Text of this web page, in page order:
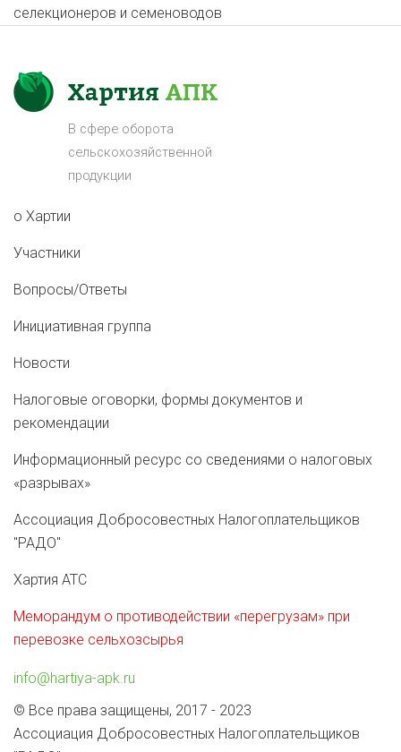
селекционеров и семеноводов
В сфере оборота
сельскохозяйственной
продукции
о Хартии
Участники
Вопросы/Ответы
Инициативная группа
Новости
Налоговые оговорки, формы документов и
рекомендации
Информационный ресурс со сведениями о налоговых
«разрывах»
Ассоциация Добросовестных Налогоплательщиков
"РАДО"
Хартия АТС
Меморандум о противодействии «перегрузам» при
перевозке сельхозсырья
info@hartiya-apk.ru
© Все права защищены, 2017 - 2023
Ассоциация Добросовестных Налогоплательщиков